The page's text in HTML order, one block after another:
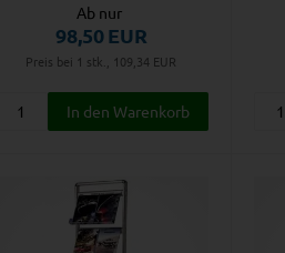
Ab nur
98,50EUR
Preis bei 1 stk., 109,34 EUR